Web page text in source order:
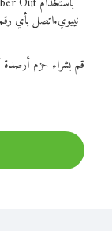
نييوي.
قم بشراء حزم أرصدة